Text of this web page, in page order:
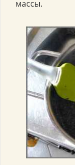
массы.